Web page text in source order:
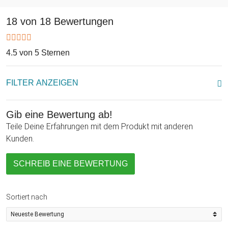
18 von 18 Bewertungen
4.5 von 5 Sternen
FILTER ANZEIGEN
Gib eine Bewertung ab!
Teile Deine Erfahrungen mit dem Produkt mit anderen
Kunden.
SCHREIB EINE BEWERTUNG
Sortiert nach